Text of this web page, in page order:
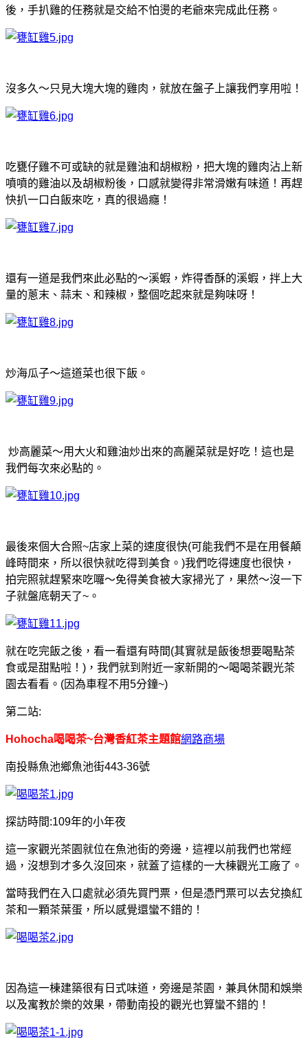
後，手扒雞的任務就是交給不怕燙的老爺來完成此任務。
沒多久～只見大塊大塊的雞肉，就放在盤子上讓我們享用啦！
吃甕仔雞不可或缺的就是雞油和胡椒粉，把大塊的雞肉沾上新
噴噴的雞油以及胡椒粉後，口感就變得非常滑嫩有味道！再趕
快扒一口白飯來吃，真的很過癮！
還有一道是我們來此必點的～溪蝦，炸得香酥的溪蝦，拌上大
量的蔥末、蒜末、和辣椒，整個吃起來就是夠味呀！
炒海瓜子～這道菜也很下飯。
炒高麗菜～用大火和雞油炒出來的高麗菜就是好吃！這也是
我們每次來必點的。
最後來個大合照~店家上菜的速度很快(可能我們不是在用餐顛
峰時間來，所以很快就吃得到美食。)我們吃得速度也很快，
拍完照就趕緊來吃囉～免得美食被大家掃光了，果然～沒一下
子就盤底朝天了~。
就在吃完飯之後，看一看還有時間(其實就是飯後想要喝點茶
食或是甜點啦！)，我們就到附近一家新開的～喝喝茶觀光茶
園去看看。(因為車程不用5分鐘~)
第二站:
Hohocha喝喝茶~台灣香紅茶主題館網路商場
南投縣魚池鄉魚池街443-36號
探訪時間:109年的小年夜
這一家觀光茶園就位在魚池街的旁邊，這裡以前我們也常經
過，沒想到才多久沒回來，就蓋了這樣的一大棟觀光工廠了。
當時我們在入口處就必須先買門票，但是憑門票可以去兌換紅
茶和一顆茶葉蛋，所以感覺還蠻不錯的！
因為這一棟建築很有日式味道，旁邊是茶園，兼具休閒和娛樂
以及寓教於樂的效果，帶動南投的觀光也算蠻不錯的！